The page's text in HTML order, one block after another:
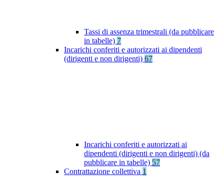
Tassi di assenza trimestrali (da pubblicare
in tabelle) 7
Incarichi conferiti e autorizzati ai dipendenti
(dirigenti e non dirigenti) 67
Incarichi conferiti e autorizzati ai
dipendenti (dirigenti e non dirigenti) (da
pubblicare in tabelle) 57
Contrattazione collettiva 1